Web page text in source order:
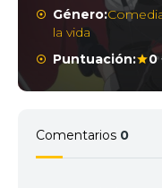
Género:
la vida
Puntuación:
0
Comentarios 0